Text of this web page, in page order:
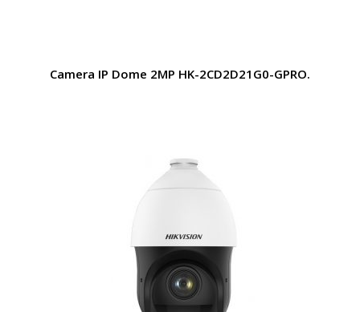
Camera IP Dome 2MP HK-2CD2D21G0-GPRO.